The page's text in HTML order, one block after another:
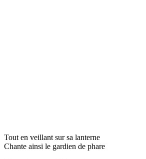
Tout en veillant sur sa lanterne
Chante ainsi le gardien de phare